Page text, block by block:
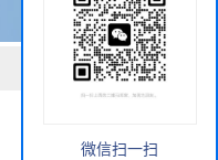
微信扫一扫